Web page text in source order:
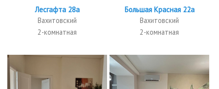
Лесгафта 28а
Вахитовский
2-комнатная
Большая Красная 22а
Вахитовский
2-комнатная